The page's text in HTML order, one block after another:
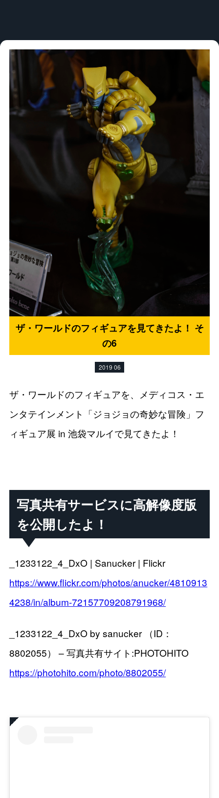
ザ・ワールドのフィギュアを見てきたよ！ そ
の6
2019 06
ザ・ワールドのフィギュアを、メディコス・エ
ンタテインメント「ジョジョの奇妙な冒険」フ
ィギュア展 in 池袋マルイで見てきたよ！
写真共有サービスに高解像度版
を公開したよ！
_1233122_4_DxO | Sanucker | Flickr
https://www.flickr.com/photos/anucker/4810913
4238/in/album-72157709208791968/
_1233122_4_DxO by sanucker （ID：
8802055） – 写真共有サイト:PHOTOHITO
https://photohito.com/photo/8802055/